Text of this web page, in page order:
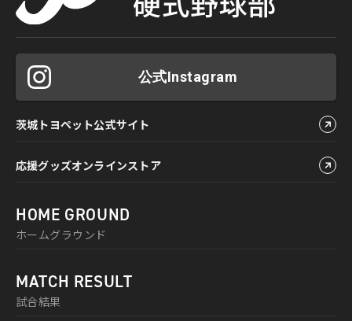
公式Instagram
茨城トヨペット公式サイト
応援グッズオンラインストア
HOME GROUND
ホームグラウンド
MATCH RESULT
試合結果